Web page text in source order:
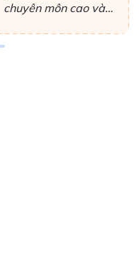
chuyên môn cao và
đáp các thắc mắc,